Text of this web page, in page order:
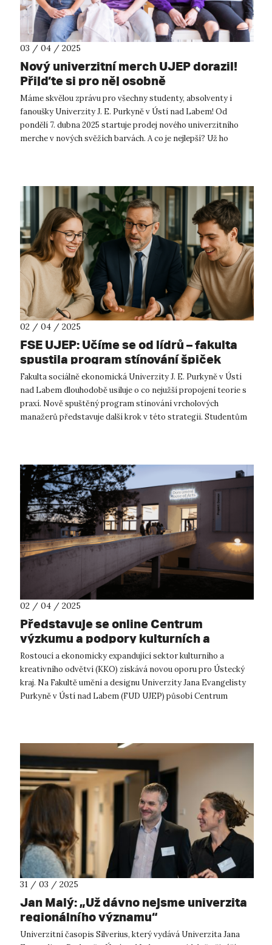
03 / 04 / 2025
Nový univerzitní merch UJEP dorazil!
Přijďte si pro něj osobně
Máme skvělou zprávu pro všechny studenty, absolventy i
fanoušky Univerzity J. E. Purkyně v Ústí nad Labem! Od
pondělí 7. dubna 2025 startuje prodej nového univerzitního
merche v nových svěžích barvách. A co je nejlepší? Už ho
02 / 04 / 2025
FSE UJEP: Učíme se od lídrů – fakulta
spustila program stínování špiček
praxe
Fakulta sociálně ekonomická Univerzity J. E. Purkyně v Ústí
nad Labem dlouhodobě usiluje o co nejužší propojení teorie s
praxí. Nově spuštěný program stínování vrcholových
manažerů představuje další krok v této strategii. Studentům
02 / 04 / 2025
Představuje se online Centrum
výzkumu a podpory kulturních a
kreativních odvětví FUD UJEP
Rostoucí a ekonomicky expandující sektor kulturního a
kreativního odvětví (KKO) získává novou oporu pro Ústecký
kraj. Na Fakultě umění a designu Univerzity Jana Evangelisty
Purkyně v Ústí nad Labem (FUD UJEP) působí Centrum
31 / 03 / 2025
Jan Malý: „Už dávno nejsme univerzita
regionálního významu“
​Univerzitní časopis Silverius, který vydává Univerzita Jana